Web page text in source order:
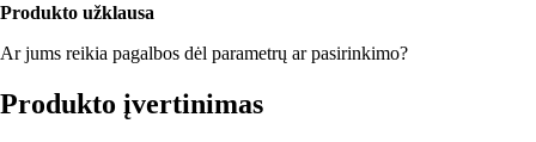
Produkto užklausa
Ar jums reikia pagalbos dėl parametrų ar pasirinkimo?
Produkto įvertinimas